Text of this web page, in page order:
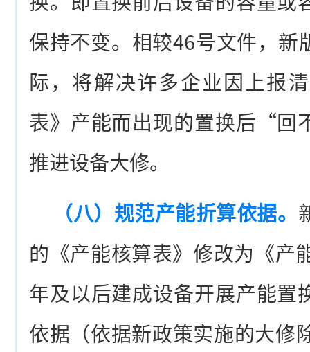
保持不变。相较46号文件，新
际，将解决许多企业因上报
表》产能而出现的置换后“回
推进设备大修。
（八）规范产能折算依据。
的《产能核算表》修改为《产
年及以后建成设备开展产能置
依据（依据新政策实施的大修